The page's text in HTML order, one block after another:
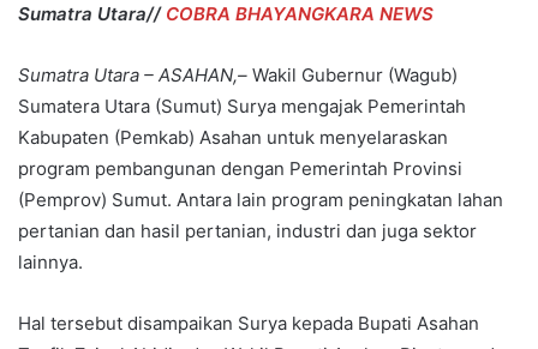
Sumatra Utara// COBRA BHAYANGKARA NEWS
Sumatra Utara – ASAHAN,– Wakil Gubernur (Wagub)
Sumatera Utara (Sumut) Surya mengajak Pemerintah
Kabupaten (Pemkab) Asahan untuk menyelaraskan
program pembangunan dengan Pemerintah Provinsi
(Pemprov) Sumut. Antara lain program peningkatan lahan
pertanian dan hasil pertanian, industri dan juga sektor
lainnya.
Hal tersebut disampaikan Surya kepada Bupati Asahan